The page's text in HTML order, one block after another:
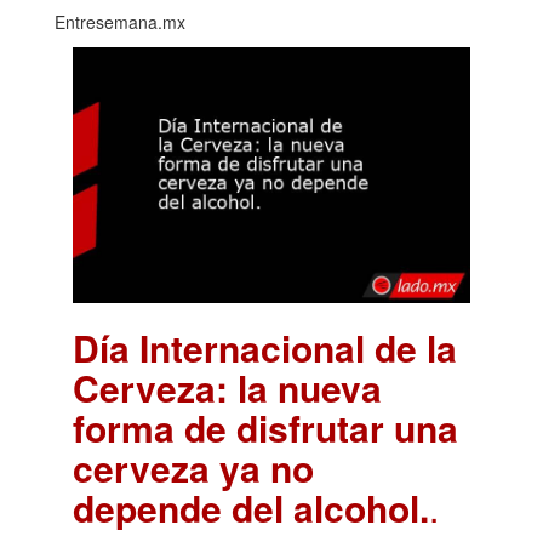
Entresemana.mx
Día Internacional de la
Cerveza: la nueva
forma de disfrutar una
cerveza ya no
depende del alcohol..